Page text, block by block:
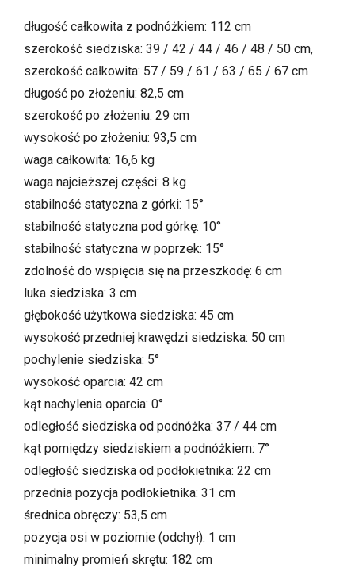
długość całkowita z podnóżkiem: 112 cm
szerokość siedziska: 39 / 42 / 44 / 46 / 48 / 50 cm,
szerokość całkowita: 57 / 59 / 61 / 63 / 65 / 67 cm
długość po złożeniu: 82,5 cm
szerokość po złożeniu: 29 cm
wysokość po złożeniu: 93,5 cm
waga całkowita: 16,6 kg
waga najcieższej części: 8 kg
stabilność statyczna z górki: 15°
stabilność statyczna pod górkę: 10°
stabilność statyczna w poprzek: 15°
zdolność do wspięcia się na przeszkodę: 6 cm
luka siedziska: 3 cm
głębokość użytkowa siedziska: 45 cm
wysokość przedniej krawędzi siedziska: 50 cm
pochylenie siedziska: 5°
wysokość oparcia: 42 cm
kąt nachylenia oparcia: 0°
odległość siedziska od podnóżka: 37 / 44 cm
kąt pomiędzy siedziskiem a podnóżkiem: 7°
odległość siedziska od podłokietnika: 22 cm
przednia pozycja podłokietnika: 31 cm
średnica obręczy: 53,5 cm
pozycja osi w poziomie (odchył): 1 cm
minimalny promień skrętu: 182 cm